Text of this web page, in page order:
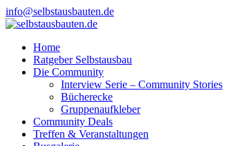
info@selbstausbauten.de
Home
Ratgeber Selbstausbau
Die Community
Interview Serie – Community Stories
Bücherecke
Gruppenaufkleber
Community Deals
Treffen & Veranstaltungen